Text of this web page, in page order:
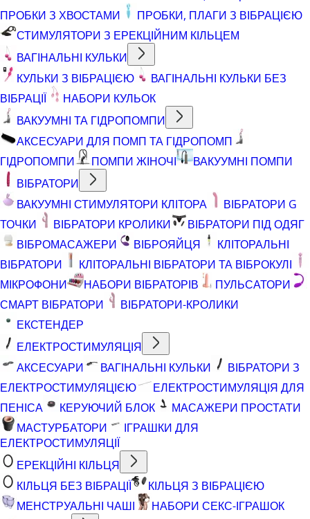
ПРОБКИ З ХВОСТАМИ
ПРОБКИ, ПЛАГИ З ВІБРАЦІЄЮ
СТИМУЛЯТОРИ З ЕРЕКЦІЙНИМ КІЛЬЦЕМ
ВАГІНАЛЬНІ КУЛЬКИ
КУЛЬКИ З ВІБРАЦІЄЮ
ВАГІНАЛЬНІ КУЛЬКИ БЕЗ
ВІБРАЦІЇ
НАБОРИ КУЛЬОК
ВАКУУМНІ ТА ГІДРОПОМПИ
АКСЕСУАРИ ДЛЯ ПОМП ТА ГІДРОПОМП
ГІДРОПОМПИ
ПОМПИ ЖІНОЧІ
ВАКУУМНІ ПОМПИ
ВІБРАТОРИ
ВАКУУМНІ СТИМУЛЯТОРИ КЛІТОРА
ВІБРАТОРИ G
ТОЧКИ
ВІБРАТОРИ КРОЛИКИ
ВІБРАТОРИ ПІД ОДЯГ
ВІБРОМАСАЖЕРИ
ВІБРОЯЙЦЯ
КЛІТОРАЛЬНІ
ВІБРАТОРИ
КЛІТОРАЛЬНІ ВІБРАТОРИ ТА ВІБРОКУЛІ
МІКРОФОНИ
НАБОРИ ВІБРАТОРІВ
ПУЛЬСАТОРИ
СМАРТ ВІБРАТОРИ
ВІБРАТОРИ-КРОЛИКИ
ЕКСТЕНДЕР
ЕЛЕКТРОСТИМУЛЯЦІЯ
АКСЕСУАРИ
ВАГІНАЛЬНІ КУЛЬКИ
ВІБРАТОРИ З
ЕЛЕКТРОСТИМУЛЯЦІЄЮ
ЕЛЕКТРОСТИМУЛЯЦІЯ ДЛЯ
ПЕНІСА
КЕРУЮЧИЙ БЛОК
МАСАЖЕРИ ПРОСТАТИ
МАСТУРБАТОРИ
ІГРАШКИ ДЛЯ
ЕЛЕКТРОСТИМУЛЯЦІЇ
ЕРЕКЦІЙНІ КІЛЬЦЯ
КІЛЬЦЯ БЕЗ ВІБРАЦІЇ
КІЛЬЦЯ З ВІБРАЦІЄЮ
МЕНСТРУАЛЬНІ ЧАШІ
НАБОРИ СЕКС-ІГРАШОК